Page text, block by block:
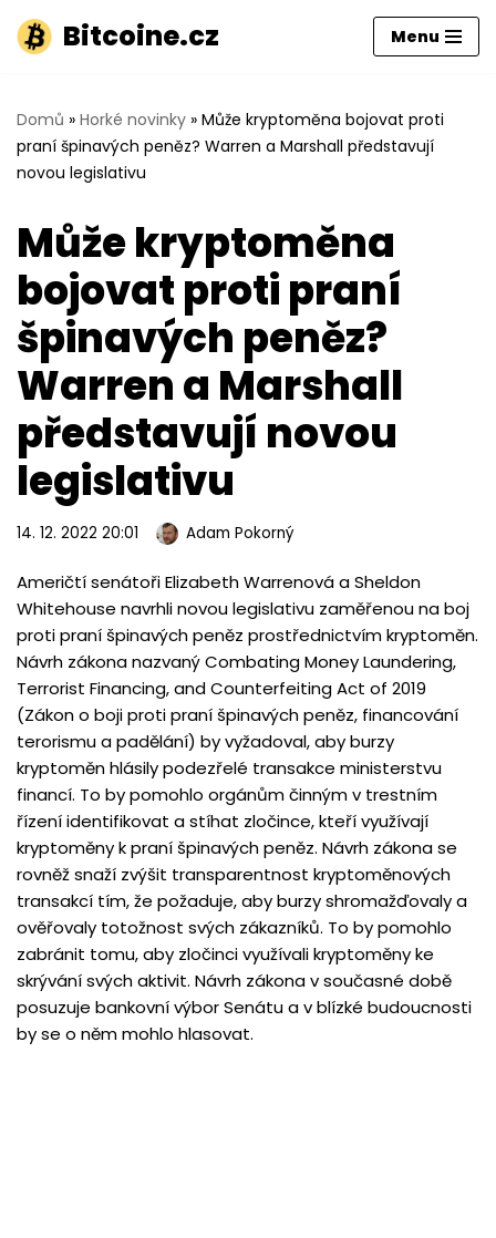
Přeskočit
obsah
Bitcoine.cz Menu
Domů » Horké novinky » Může kryptoměna bojovat proti
praní špinavých peněz? Warren a Marshall představují
novou legislativu
Může kryptoměna
bojovat proti praní
špinavých peněz?
Warren a Marshall
představují novou
legislativu
14. 12. 2022 20:01 Adam Pokorný
Američtí senátoři Elizabeth Warrenová a Sheldon
Whitehouse navrhli novou legislativu zaměřenou na boj
proti praní špinavých peněz prostřednictvím kryptoměn.
Návrh zákona nazvaný Combating Money Laundering,
Terrorist Financing, and Counterfeiting Act of 2019
(Zákon o boji proti praní špinavých peněz, financování
terorismu a padělání) by vyžadoval, aby burzy
kryptoměn hlásily podezřelé transakce ministerstvu
financí. To by pomohlo orgánům činným v trestním
řízení identifikovat a stíhat zločince, kteří využívají
kryptoměny k praní špinavých peněz. Návrh zákona se
rovněž snaží zvýšit transparentnost kryptoměnových
transakcí tím, že požaduje, aby burzy shromažďovaly a
ověřovaly totožnost svých zákazníků. To by pomohlo
zabránit tomu, aby zločinci využívali kryptoměny ke
skrývání svých aktivit. Návrh zákona v současné době
posuzuje bankovní výbor Senátu a v blízké budoucnosti
by se o něm mohlo hlasovat.